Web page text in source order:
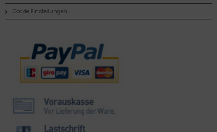
Cookie Einstellungen
Zahlungsmethoden